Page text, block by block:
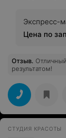
Экспресс-
Цена по
Отзыв.
результатом!
СТУДИЯ КРАСОТЫ